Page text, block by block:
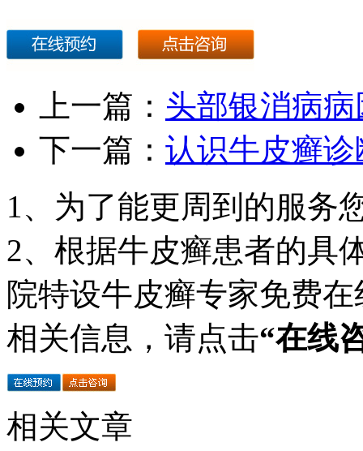
上一篇： 头部银消病病
下一篇： 认识牛皮癣
1、为了能更周到的服务
2、根据牛皮癣患者的具
院特设牛皮癣专家免费
相关信息，请点击“在线
相关文章